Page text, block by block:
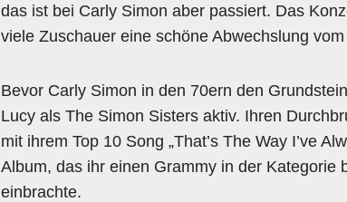
das ist bei Carly Simon aber passiert. Das
viele Zuschauer eine schöne Abwechslung vom
Bevor Carly Simon in den 70ern den
Lucy als The Simon Sisters aktiv. Ihren
mit ihrem Top 10 Song „That’s The Way I’ve
Album, das ihr einen Grammy in der Kategorie
einbrachte.